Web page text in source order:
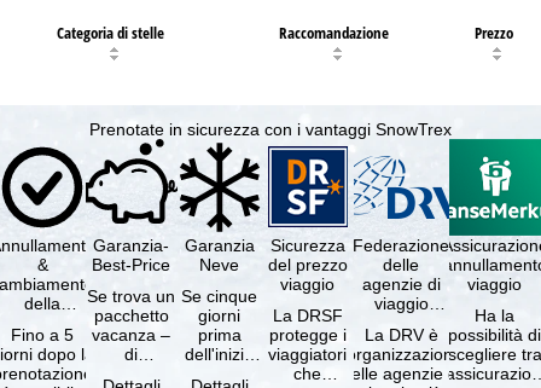
Categoria di stelle Raccomandazione Prezzo
Prenotate in sicurezza con i vantaggi SnowTrex
&
della
gratuiti
Fino a 5
dopo la
Garanzia-
Best-Price
Se trova un
pacchetto
vacanza –
di
Garanzia
Neve
Se cinque
giorni
prima
dell'inizio
Sicurezza
del prezzo
viaggio
La DRSF
protegge i
viaggiatori
che
Federazione
delle
agenzie di
viaggio
La DRV è
l'organizzazione
delle agenzie di
viaggio
Ha la
possibilità di
scegliere tra